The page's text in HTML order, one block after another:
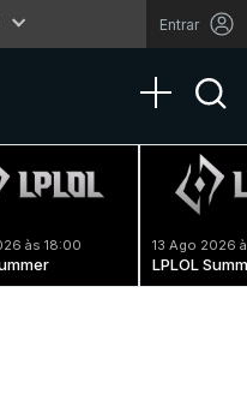
Entrar
Toggle
às 18:00 13 Ago 2026
LPLOL